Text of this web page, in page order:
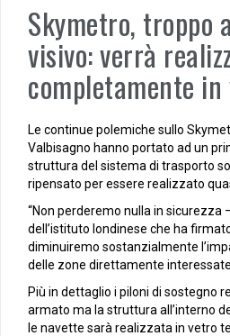
Skymetro, troppo
visivo: verrà
completamente
Le continue polemiche sullo
Valbisagno hanno portato ad un
struttura del sistema di trasporto
ripensato per essere realizzato
“Non perderemo nulla in sicurezza
dell’istituto londinese che ha
diminuiremo sostanzialmente
delle zone direttamente
Più in dettaglio i piloni di sostegno
armato ma la struttura all’interno
le navette sarà realizzata in vetro